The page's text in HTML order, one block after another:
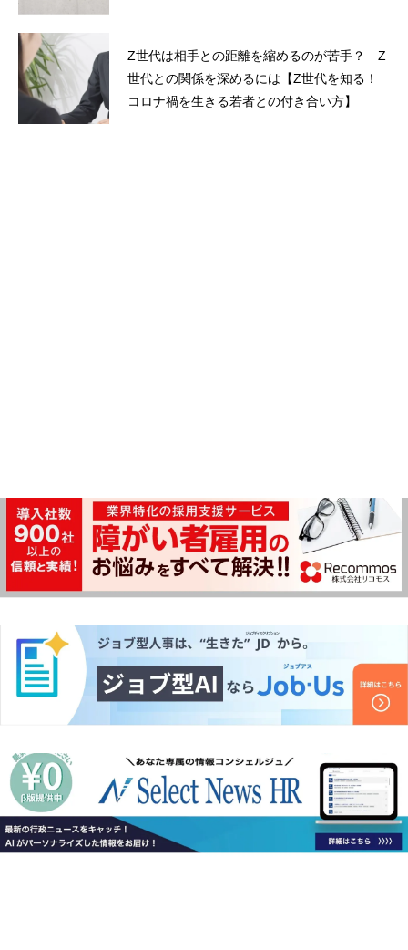
Z世代は相手との距離を縮めるのが苦手？ Z
世代との関係を深めるには【Z世代を知る！
コロナ禍を生きる若者との付き合い方】